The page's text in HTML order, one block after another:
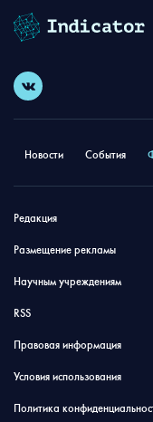
Новости События
Редакция
Размещение рекламы
Научным учреждениям
RSS
Правовая информация
Условия использования
Политика